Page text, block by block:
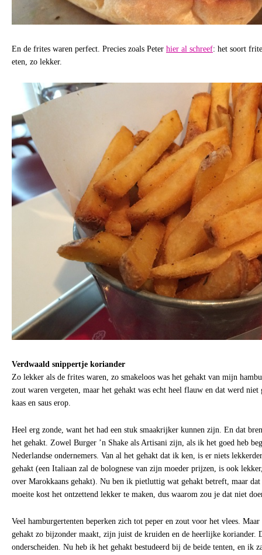
En de frites waren perfect. Precies zoals Peter hier al schreef: het soort
eten, zo lekker.
Verdwaald snippertje koriander
Zo lekker als de frites waren, zo smakeloos was het gehakt van mijn
zout waren vergeten, maar het gehakt was echt heel flauw en dat werd niet
kaas en saus erop.
Heel erg zonde, want het had een stuk smaakrijker kunnen zijn. En dat
het gehakt. Zowel Burger ’n Shake als Artisani zijn, als ik het goed heb
Nederlandse ondernemers. Van al het gehakt dat ik ken, is er niets
gehakt (een Italiaan zal de bolognese van zijn moeder prijzen, is ook
over Marokkaans gehakt). Nu ben ik pietluttig wat gehakt betreft, maar
moeite kost het ontzettend lekker te maken, dus waarom zou je dat niet
Veel hamburgertenten beperken zich tot peper en zout voor het vlees.
gehakt zo bijzonder maakt, zijn juist de kruiden en de heerlijke koriander.
onderscheiden. Nu heb ik het gehakt bestudeerd bij de beide tenten, en ik